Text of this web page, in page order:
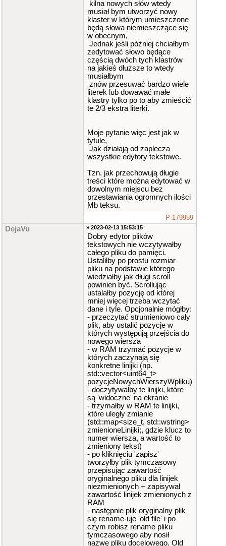
kilna nowych słów wtedy
musiał bym utworzyć nowy
klaster w którym umieszczone
będą słowa niemieszczące się
w obecnym,
Jednak jeśli później chciałbym
zedytować słowo będące
częścią dwóch tych klastrów
na jakieś dłuższe to wtedy
musiałbym
znów przesuwać bardzo wiele
literek lub dowawać małe
klastry tylko po to aby zmieścić
te 2/3 ekstra literki.
Moje pytanie więc jest jak w
tytule,
Jak działają od zaplecza
wszystkie edytory tekstowe.
Tzn. jak przechowują długie
treści które można edytować w
dowolnym miejscu bez
przestawiania ogromnych ilości
Mb teksu.
P-179959
DejaVu » 2023-02-13 15:53:15
Dobry edytor plików
tekstowych nie wczytywałby
całego pliku do pamięci.
Ustaliłby po prostu rozmiar
pliku na podstawie którego
wiedziałby jak długi scroll
powinien być. Scrollując
ustalałby pozycję od której
mniej więcej trzeba wczytać
dane i tyle. Opcjonalnie mógłby:
- przeczytać strumieniowo cały
plik, aby ustalić pozycje w
których występują przejścia do
nowego wiersza
- w RAM trzymać pozycje w
których zaczynają się
konkretne linijki (np.
std::vector<uint64_t>
pozycjeNowychWierszyWpliku)
- doczytywałby te linijki, które
są 'widoczne' na ekranie
- trzymałby w RAM te linijki,
które uległy zmianie
(std::map<size_t, std::wstring>
zmienioneLinijki;, gdzie klucz to
numer wiersza, a wartość to
zmieniony tekst)
- po kliknięciu 'zapisz'
tworzyłby plik tymczasowy
przepisując zawartość
oryginalnego pliku dla linijek
niezmienionych + zapisywał
zawartość linijek zmienionych z
RAM
- następnie plik oryginalny plik
się rename-uje 'old file' i po
czym robisz rename pliku
tymczasowego aby nosił
nazwę pliku docelowego. Old